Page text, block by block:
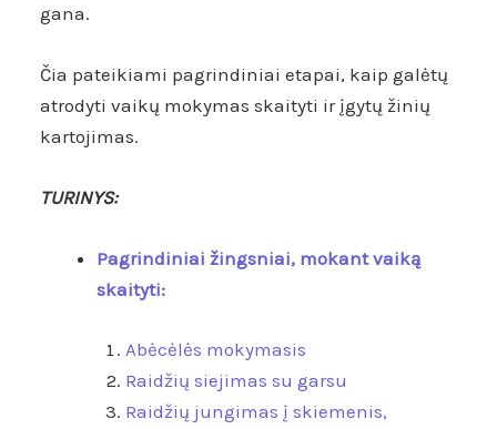
gana.
Čia pateikiami pagrindiniai etapai, kaip galėtų
atrodyti vaikų mokymas skaityti ir įgytų žinių
kartojimas.
TURINYS:
Pagrindiniai žingsniai, mokant vaiką
skaityti:
Abėcėlės mokymasis
Raidžių siejimas su garsu
Raidžių jungimas į skiemenis,